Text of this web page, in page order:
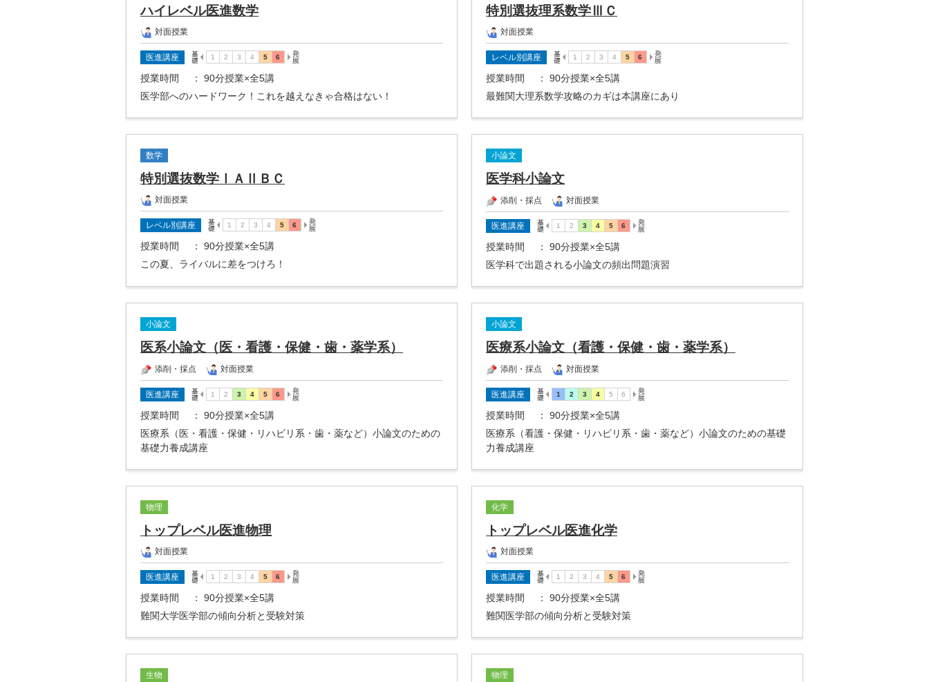
ハイレベル医進数学
対面授業
医進講座
授業時間
： 90分授業×全5講
医学部へのハードワーク！これを越えなきゃ合格はない！
特別選抜理系数学ⅢＣ
対面授業
レベル別講座
授業時間
： 90分授業×全5講
最難関大理系数学攻略のカギは本講座にあり
数学
特別選抜数学ⅠＡⅡＢＣ
対面授業
レベル別講座
授業時間
： 90分授業×全5講
この夏、ライバルに差をつけろ！
小論文
医学科小論文
添削・採点 対面授業
医進講座
授業時間
： 90分授業×全5講
医学科で出題される小論文の頻出問題演習
小論文
医系小論文（医・看護・保健・歯・薬学系）
添削・採点 対面授業
医進講座
授業時間
： 90分授業×全5講
医療系（医・看護・保健・リハビリ系・歯・薬など）小論文のための
基礎力養成講座
小論文
医療系小論文（看護・保健・歯・薬学系）
添削・採点 対面授業
医進講座
授業時間
： 90分授業×全5講
医療系（看護・保健・リハビリ系・歯・薬など）小論文のための基礎
力養成講座
物理
トップレベル医進物理
対面授業
医進講座
授業時間
： 90分授業×全5講
難関大学医学部の傾向分析と受験対策
化学
トップレベル医進化学
対面授業
医進講座
授業時間
： 90分授業×全5講
難関医学部の傾向分析と受験対策
生物 物理